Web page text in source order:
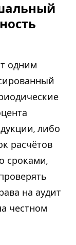
одним
либо
расчётов
сроками,
на аудит
честном